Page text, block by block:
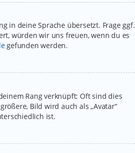
in deine Sprache übersetzt. Frage ggf.
würden wir uns freuen, wenn du es
gefunden werden.
Rang verknüpft: Oft sind dies
Bild wird auch als „Avatar“
ist.